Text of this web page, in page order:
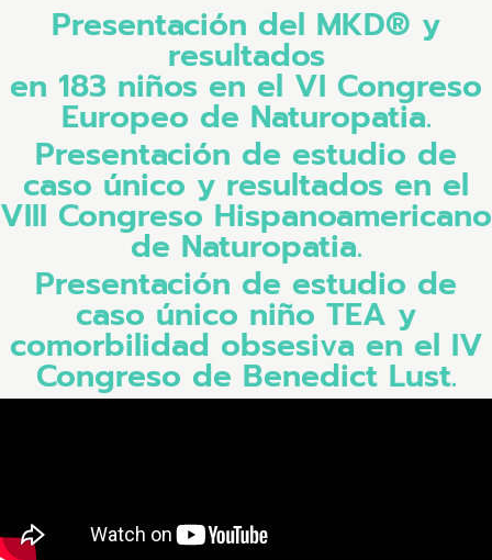
Presentación del MKD® y
resultados
en 183 niños en el VI Congreso
Europeo de Naturopatia.
Presentación de estudio de
caso único y resultados en el
VIII Congreso Hispanoamericano
de Naturopatia.
Presentación de estudio de
caso único niño TEA y
comorbilidad obsesiva en el IV
Congreso de Benedict Lust.